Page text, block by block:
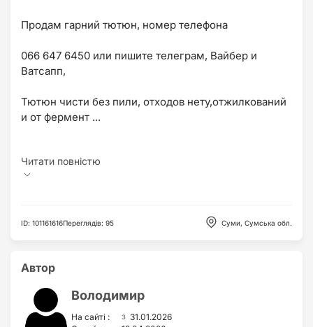
Продам гарний тютюн, номер телефона
066 647 6450 или пишите телеграм, Вайбер и
Ватсапп,
Тютюн чисти без пили, отходов нету,отжилкований
и от фермент ...
ID: 101161616Переглядів: 95 Суми, Сумська обл.
Автор
Володимир
На сайті : з 31.01.2026